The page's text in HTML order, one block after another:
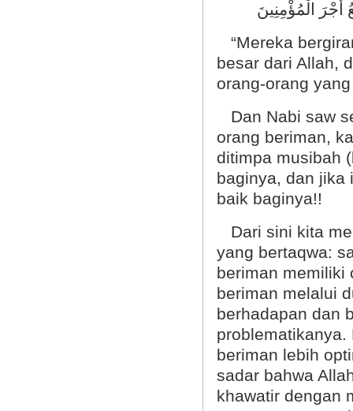
أَجْرَ الْمُؤْمِنِينَ
“Mereka
besar dari Allah,
orang-orang
Dan Nabi saw
orang beriman,
ditimpa musibah
baginya, dan jika
baik baginya!!
Dari sini kita
yang bertaqwa:
beriman memiliki
beriman melalui
berhadapan dan
problematikanya.
beriman lebih
sadar bahwa
khawatir dengan